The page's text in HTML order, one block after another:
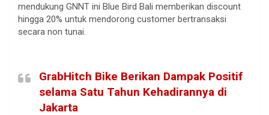
mendukung GNNT ini Blue Bird Bali memberikan discount
hingga 20% untuk mendorong customer bertransaksi
secara non tunai.
GrabHitch Bike Berikan Dampak Positif
selama Satu Tahun Kehadirannya di
Jakarta